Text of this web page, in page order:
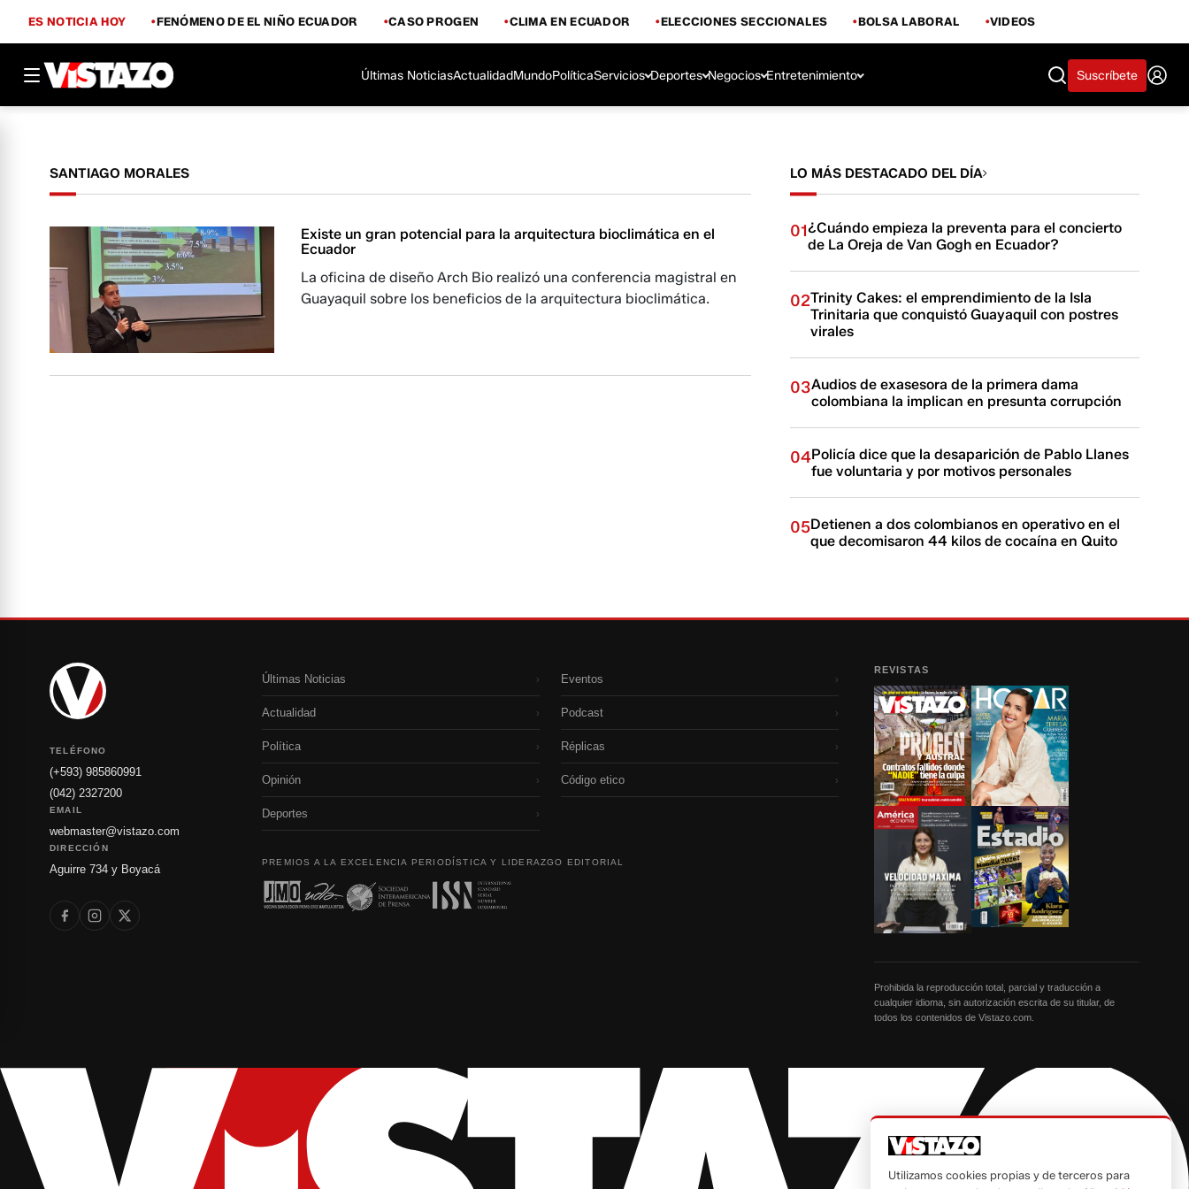
ES NOTICIA HOY FENÓMENO DE EL NIÑO ECUADOR CASO PROGEN CLIMA EN ECUADOR ELECCIONES SECCIONALES BOLSA LABORAL VIDEOS
Últimas NoticiasActualidadMundoPolíticaServicios Deportes Negocios Entretenimiento Suscríbete
SANTIAGO MORALES
Existe un gran potencial para la arquitectura bioclimática en el
Ecuador
La oficina de diseño Arch Bio realizó una conferencia magistral en
Guayaquil sobre los beneficios de la arquitectura bioclimática.
LO MÁS DESTACADO DEL DÍA
01¿Cuándo empieza la preventa para el concierto
de La Oreja de Van Gogh en Ecuador?
02Trinity Cakes: el emprendimiento de la Isla
Trinitaria que conquistó Guayaquil con postres
virales
03Audios de exasesora de la primera dama
colombiana la implican en presunta corrupción
04Policía dice que la desaparición de Pablo Llanes
fue voluntaria y por motivos personales
05Detienen a dos colombianos en operativo en el
que decomisaron 44 kilos de cocaína en Quito
TELÉFONO
(+593) 985860991
(042) 2327200
EMAIL
webmaster@vistazo.com
DIRECCIÓN
Aguirre 734 y Boyacá
Últimas Noticias ›
Actualidad ›
Política ›
Opinión ›
Deportes ›
Eventos ›
Podcast ›
Réplicas ›
Código etico ›
PREMIOS A LA EXCELENCIA PERIODÍSTICA Y LIDERAZGO EDITORIAL
REVISTAS
Prohibida la reproducción total, parcial y traducción a
cualquier idioma, sin autorización escrita de su titular, de
todos los contenidos de Vistazo.com.
Utilizamos cookies propias y de terceros para